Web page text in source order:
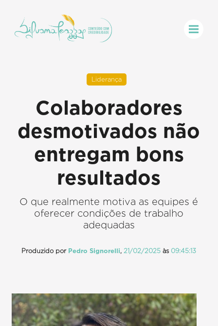
Liderança
Colaboradores
desmotivados não
entregam bons
resultados
O que realmente motiva as equipes é
oferecer condições de trabalho
adequadas
Produzido por Pedro Signorelli, 21/02/2025 às 09:45:13